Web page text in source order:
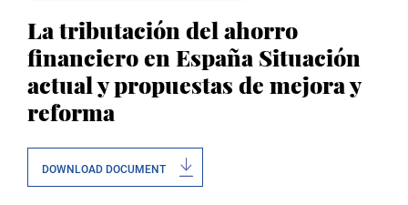
La tributación del ahorro
financiero en España Situación
actual y propuestas de mejora y
reforma
DOWNLOAD DOCUMENT